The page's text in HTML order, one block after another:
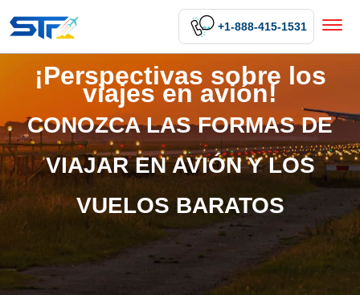
+1-888-415-1531
¡Perspectivas sobre los
viajes en avión!
CONOZCA LAS FORMAS DE
VIAJAR EN AVIÓN Y LOS
VUELOS BARATOS